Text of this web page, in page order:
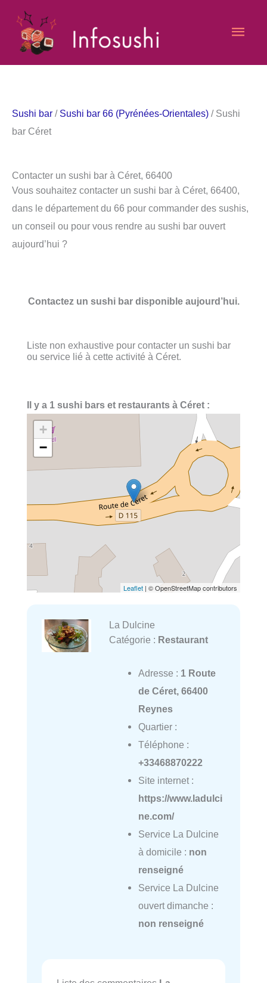
contenu
Sushi bar / Sushi bar 66 (Pyrénées-Orientales) / Sushi
bar Céret
Contacter un sushi bar à Céret, 66400
Vous souhaitez contacter un sushi bar à Céret, 66400,
dans le département du 66 pour commander des sushis,
un conseil ou pour vous rendre au sushi bar ouvert
aujourd’hui ?
Contactez un sushi bar disponible aujourd’hui.
Liste non exhaustive pour contacter un sushi bar
ou service lié à cette activité à Céret.
Il y a 1 sushi bars et restaurants à Céret :
+
−
Leaflet | © OpenStreetMap contributors
La Dulcine
Catégorie : Restaurant
Adresse : 1 Route
de Céret, 66400
Reynes
Quartier :
Téléphone :
+33468870222
Site internet :
https://www.ladulci
ne.com/
Service La Dulcine
à domicile : non
renseigné
Service La Dulcine
ouvert dimanche :
non renseigné